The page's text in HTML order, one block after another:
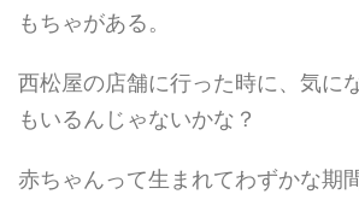
もちゃがある。
西松屋の店舗に行った時に、気に
もいるんじゃないかな？
赤ちゃんって生まれてわずかな期